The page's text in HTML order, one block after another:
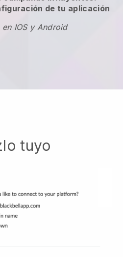
de tu aplicación
IOS y Android
tuyo